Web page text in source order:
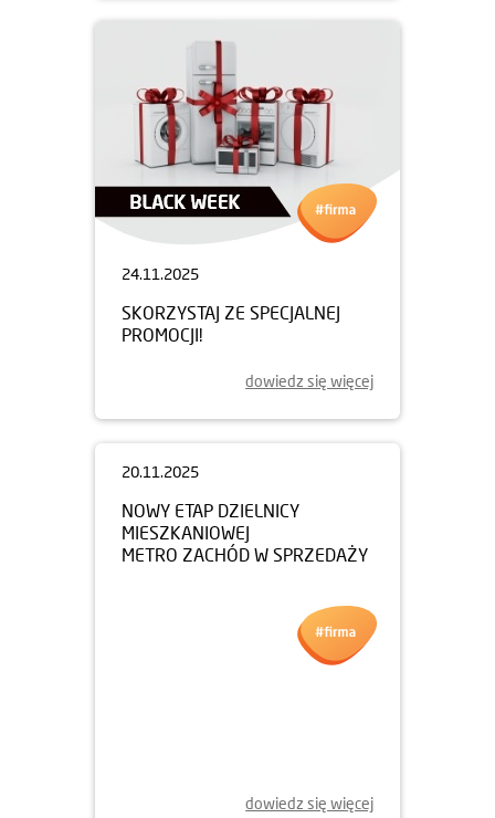
24.11.2025
SKORZYSTAJ ZE SPECJALNEJ
PROMOCJI!
dowiedz się więcej
dowiedz się więcej